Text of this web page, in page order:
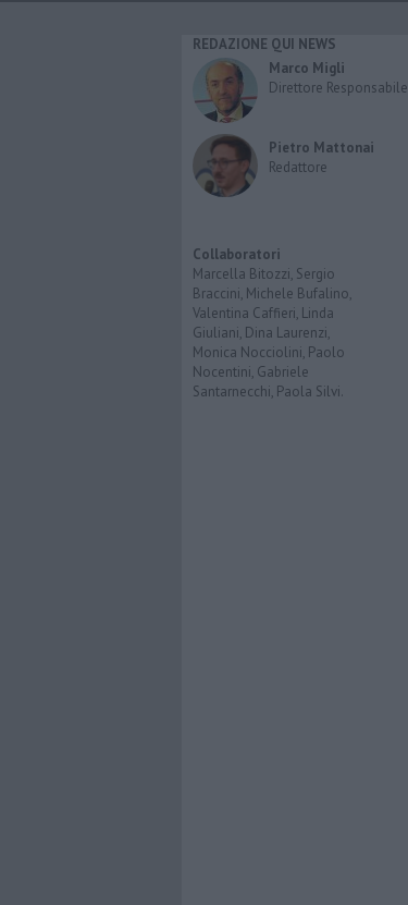
REDAZIONE QUI NEWS
Marco Migli
Direttore Responsabile
Pietro Mattonai
Redattore
Collaboratori
Marcella Bitozzi, Sergio
Braccini, Michele Bufalino,
Valentina Caffieri, Linda
Giuliani, Dina Laurenzi,
Monica Nocciolini, Paolo
Nocentini, Gabriele
Santarnecchi, Paola Silvi.